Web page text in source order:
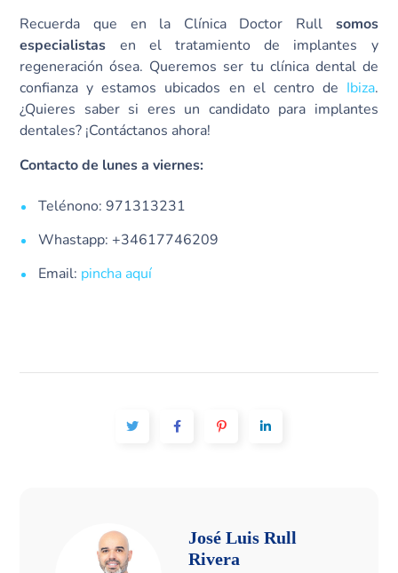
Recuerda que en la Clínica Doctor Rull somos
especialistas en el tratamiento de implantes y
regeneración ósea. Queremos ser tu clínica dental de
confianza y estamos ubicados en el centro de Ibiza.
¿Quieres saber si eres un candidato para implantes
dentales? ¡Contáctanos ahora!
Contacto de lunes a viernes:
Telénono: 971313231
Whastapp: +34617746209
Email: pincha aquí
José Luis Rull
Rivera